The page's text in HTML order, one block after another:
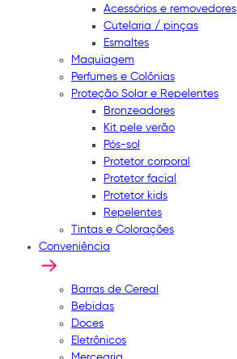
Acessórios e removedores
Cutelaria / pinças
Esmaltes
Maquiagem
Perfumes e Colônias
Proteção Solar e Repelentes
Bronzeadores
Kit pele verão
Pós-sol
Protetor corporal
Protetor facial
Protetor kids
Repelentes
Tintas e Colorações
Conveniência
Barras de Cereal
Bebidas
Doces
Eletrônicos